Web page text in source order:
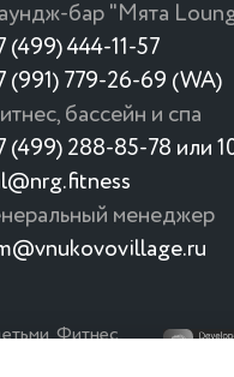
бар "Мята
(499) 444-11-57
(991) 779-26-69 (WA)
бассейн и спа
(499) 288-85-78 или
менеджер
Фитнес,